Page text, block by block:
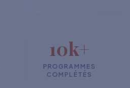
10k+
PROGRAMMES
COMPLÉTÉS